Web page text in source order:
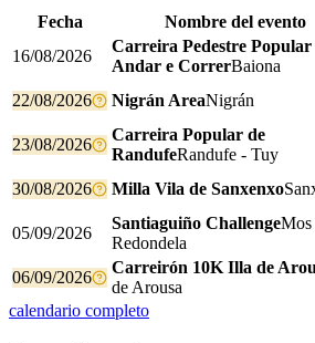
Fecha Nombre del evento
16/08/2026
Carreira Pedestre Popular
Andar e CorrerBaiona
22/08/2026
Nigrán AreaNigrán
23/08/2026
Carreira Popular de
RandufeRandufe - Tuy
30/08/2026
Milla Vila de Sanxenxo
05/09/2026
Santiaguiño ChallengeMos
Redondela
06/09/2026
Carreirón 10K Illa de
de Arousa
calendario completo